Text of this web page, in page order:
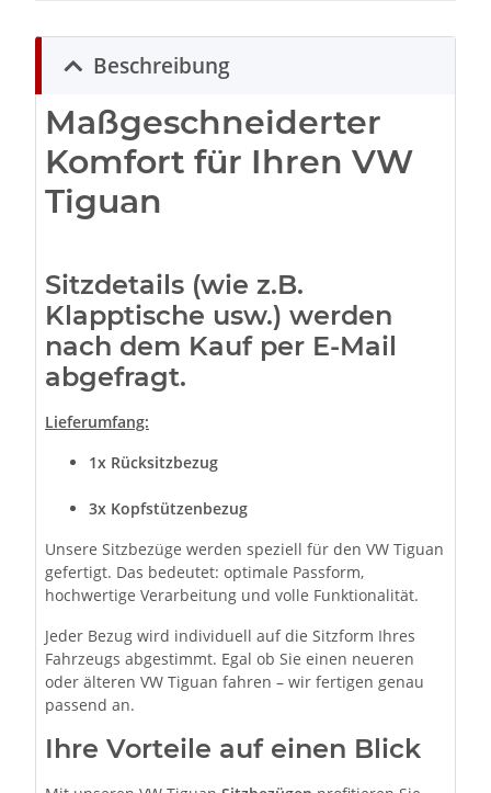
Beschreibung
Maßgeschneiderter
Komfort für Ihren VW
Tiguan
Sitzdetails (wie z.B.
Klapptische usw.) werden
nach dem Kauf per E-Mail
abgefragt.
Lieferumfang:
1x Rücksitzbezug
3x Kopfstützenbezug
Unsere Sitzbezüge werden speziell für den VW Tiguan
gefertigt. Das bedeutet: optimale Passform,
hochwertige Verarbeitung und volle Funktionalität.
Jeder Bezug wird individuell auf die Sitzform Ihres
Fahrzeugs abgestimmt. Egal ob Sie einen neueren
oder älteren VW Tiguan fahren – wir fertigen genau
passend an.
Ihre Vorteile auf einen Blick